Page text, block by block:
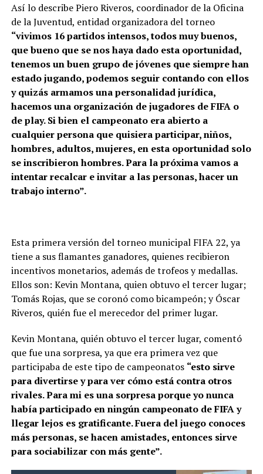
Así lo describe Piero Riveros, coordinador de la Oficina
de la Juventud, entidad organizadora del torneo
“vivimos 16 partidos intensos, todos muy buenos,
que bueno que se nos haya dado esta oportunidad,
tenemos un buen grupo de jóvenes que siempre han
estado jugando, podemos seguir contando con ellos
y quizás armamos una personalidad jurídica,
hacemos una organización de jugadores de FIFA o
de play. Si bien el campeonato era abierto a
cualquier persona que quisiera participar, niños,
hombres, adultos, mujeres, en esta oportunidad solo
se inscribieron hombres. Para la próxima vamos a
intentar recalcar e invitar a las personas, hacer un
trabajo interno”.
Esta primera versión del torneo municipal FIFA 22, ya
tiene a sus flamantes ganadores, quienes recibieron
incentivos monetarios, además de trofeos y medallas.
Ellos son: Kevin Montana, quien obtuvo el tercer lugar;
Tomás Rojas, que se coronó como bicampeón; y Óscar
Riveros, quién fue el merecedor del primer lugar.
Kevin Montana, quién obtuvo el tercer lugar, comentó
que fue una sorpresa, ya que era primera vez que
participaba de este tipo de campeonatos “esto sirve
para divertirse y para ver cómo está contra otros
rivales. Para mi es una sorpresa porque yo nunca
había participado en ningún campeonato de FIFA y
llegar lejos es gratificante. Fuera del juego conoces
más personas, se hacen amistades, entonces sirve
para sociabilizar con más gente”.